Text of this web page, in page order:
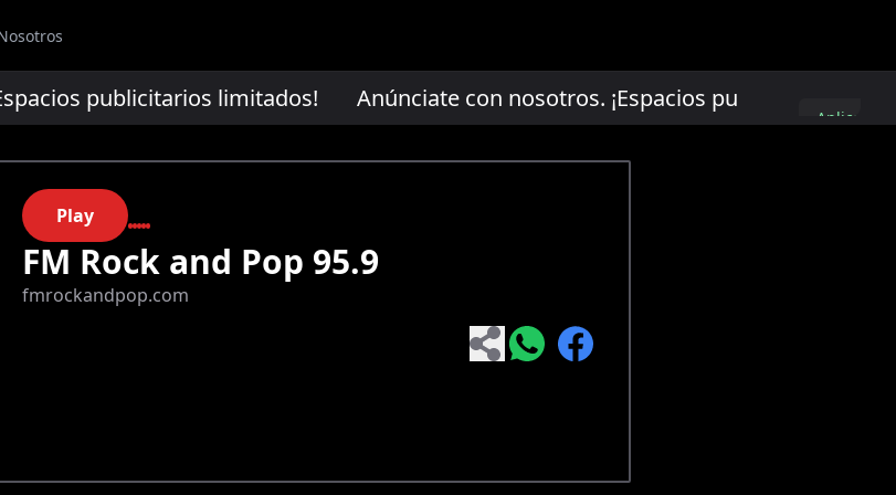
publicitarios limitados!Anúnciate con nosotros. ¡Espacios publicitarios
Aplica
Play
FM Rock and Pop 95.9
fmrockandpop.com